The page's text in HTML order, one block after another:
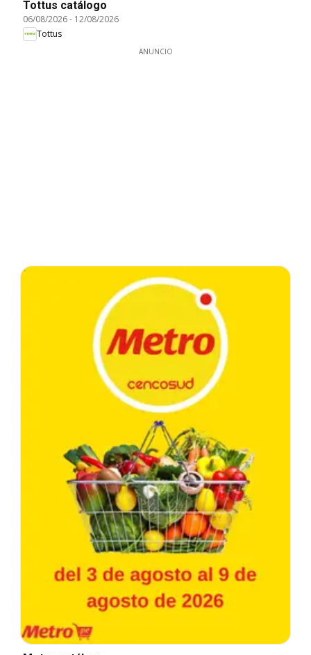
Tottus catálogo
06/08/2026- 12/08/2026
Tottus
ANUNCIO